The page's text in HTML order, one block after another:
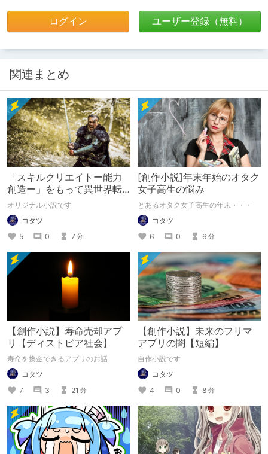
ログイン ユーザー登録（無料）
関連まとめ
「スキルクリエイトー能力
創造ー」をもって異世界転
生したのに魔力が低すぎて
何も出来ない男の話
オリジナル小説です
コタツ
5
0 7分
[創作小説]年末年始のオタク
女子高生の悩み
とあるオタク女子高生の年末・・・
コタツ
6
0 6 分
【創作小説】寿命売却アプ
リ【ディストピア社会】
寿命を換金できるアプリのお話
コタツ
7
3 21 分
【創作小説】未来のフリマ
アプリの闇【短編】
自作小説です
コタツ
4
0 8 分